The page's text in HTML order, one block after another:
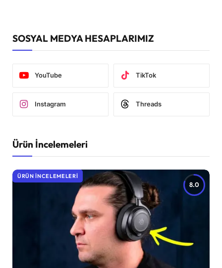
SOSYAL MEDYA HESAPLARIMIZ
YouTube TikTok
Instagram Threads
Ürün İncelemeleri
8.0
ÜRÜN İNCELEMELERI